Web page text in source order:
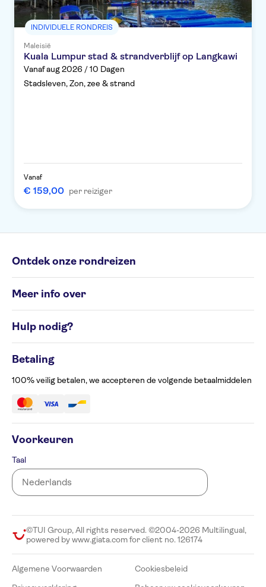
INDIVIDUELE RONDREIS
Maleisië
Kuala Lumpur stad & strandverblijf op Langkawi
Vanaf aug 2026 / 10 Dagen
Stadsleven, Zon, zee & strand
Vanaf
€ 159,00 per reiziger
Ontdek onze rondreizen
Groepsrondreizen
Rondreisbestemmingen
Meer info over
Cookiesbeleid
Privacyverklaring
Beheer uw cookievoorkeuren
Toegankelijkheid
Hulp nodig?
Klachtenformulier
Betaling
100% veilig betalen, we accepteren de volgende betaalmiddelen
Voorkeuren
Taal
©TUI Group, All rights reserved. ©2004-2026 Multilingual,
powered by www.giata.com for client no. 126174
Algemene Voorwaarden
Cookiesbeleid